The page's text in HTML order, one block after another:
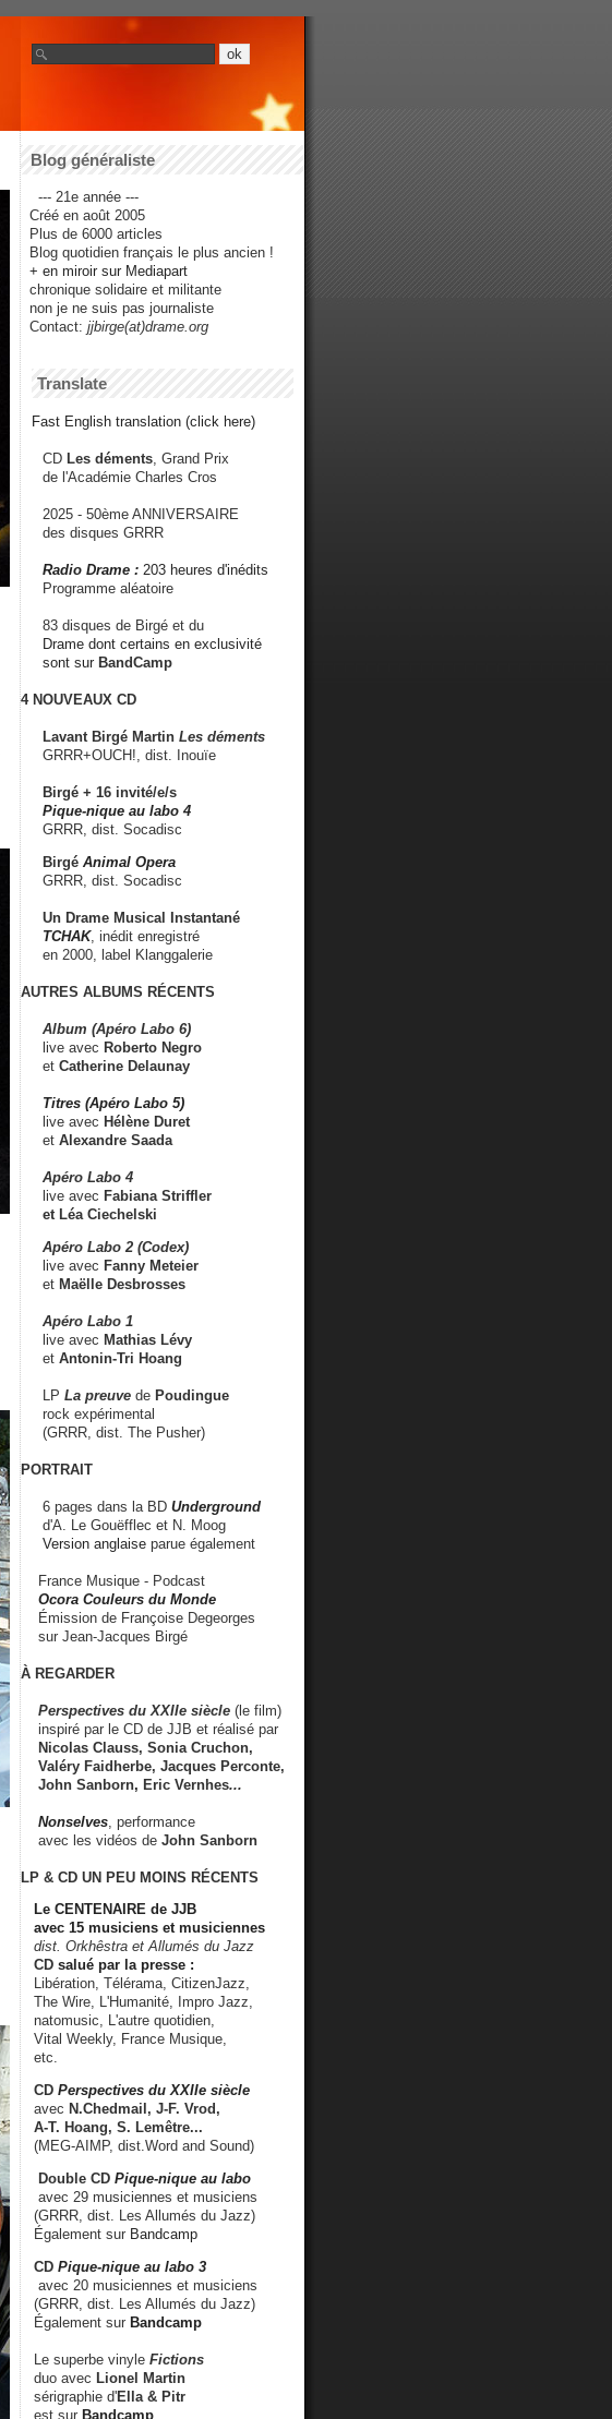
Blog généraliste
--- 21e année ---
Créé en août 2005
Plus de 6000 articles
Blog quotidien français le plus ancien !
+ en miroir sur Mediapart
chronique solidaire et militante
non je ne suis pas journaliste
Contact: jjbirge(at)drame.org
Translate
Fast English translation (click here)
CD Les déments , Grand Prix
de l'Académie Charles Cros
2025 - 50ème ANNIVERSAIRE
des disques GRRR
Radio Drame : 203 heures d'inédits
Programme aléatoire
83 disques de Birgé et du
Drame dont certains en exclusivité
sont sur BandCamp
4 NOUVEAUX CD
Lavant Birgé Martin Les déments
GRRR+OUCH!, dist. Inouïe
Birgé + 16 invité/e/s
Pique-nique au labo 4
GRRR, dist. Socadisc
Birgé Animal Opera
GRRR, dist. Socadisc
Un Drame Musical Instantané
TCHAK, inédit enregistré
en 2000, label Klanggalerie
AUTRES ALBUMS RÉCENTS
Album (Apéro Labo 6)
live avec Roberto Negro
et Catherine Delaunay
Titres (Apéro Labo 5)
live avec Hélène Duret
et Alexandre Saada
Apéro Labo 4
live avec Fabiana Striffler
et Léa Ciechelski
Apéro Labo 2 (Codex)
live avec Fanny Meteier
et Maëlle Desbrosses
Apéro Labo 1
live avec Mathias Lévy
et Antonin-Tri Hoang
LP La preuve de Poudingue
rock expérimental
(GRRR, dist. The Pusher)
PORTRAIT
6 pages dans la BD Underground
d'A. Le Gouëfflec et N. Moog
Version anglaise parue également
France Musique - Podcast
Ocora Couleurs du Monde
Émission de Françoise Degeorges
sur Jean-Jacques Birgé
À REGARDER
Perspectives du XXIIe siècle (le film)
inspiré par le CD de JJB et réalisé par
Nicolas Clauss, Sonia Cruchon,
Valéry Faidherbe, Jacques Perconte,
John Sanborn, Eric Vernhes...
Nonselves , performance
avec les vidéos de John Sanborn
LP & CD UN PEU MOINS RÉCENTS
Le CENTENAIRE de JJB
avec 15 musiciens et musiciennes
dist. Orkhêstra et Allumés du Jazz
CD salué par la presse :
Libération, Télérama, CitizenJazz,
The Wire, L'Humanité, Impro Jazz,
natomusic, L'autre quotidien,
Vital Weekly, France Musique,
etc.
CD Perspectives du XXIIe siècle
avec N.Chedmail, J-F. Vrod,
A-T. Hoang, S. Lemêtre...
(MEG-AIMP, dist.Word and Sound)
Double CD Pique-nique au labo
avec 29 musiciennes et musiciens
(GRRR, dist. Les Allumés du Jazz)
Également sur Bandcamp
CD Pique-nique au labo 3
avec 20 musiciennes et musiciens
(GRRR, dist. Les Allumés du Jazz)
Également sur Bandcamp
Le superbe vinyle Fictions
duo avec Lionel Martin
sérigraphie d'Ella & Pitr
est sur Bandcamp